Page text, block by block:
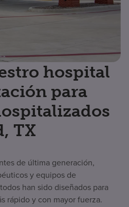
hospital
para
TX
de última generación,
y equipos de
han sido diseñados para
rápido y con mayor fuerza.